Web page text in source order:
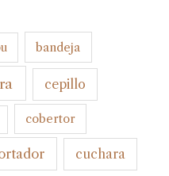
bandeja
cepillo
cobertor
cuchara